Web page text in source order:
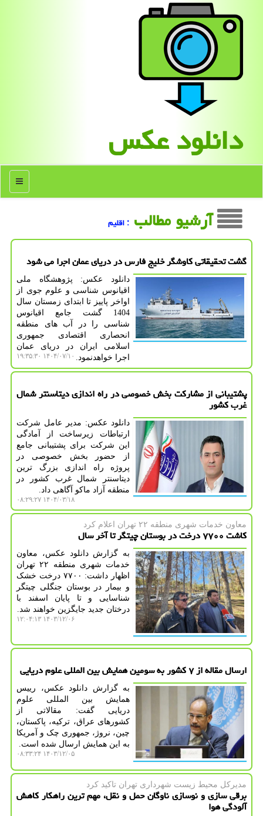
دانلود عكس
منو
آرشیو مطالب : اقلیم
گشت تحقیقاتی کاوشگر خلیج فارس در دریای عمان اجرا می شود
دانلود عکس: پژوهشگاه ملی
اقیانوس شناسی و علوم جوی از
اواخر پاییز تا ابتدای زمستان سال
1404 گشت جامع اقیانوس
شناسی را در آب های منطقه
انحصاری اقتصادی جمهوری
اسلامی ایران در دریای عمان
اجرا خواهدنمود. ۱۴۰۴/۰۷/۱۰ ۱۹:۳۵:۳۰
پشتیبانی از مشارکت بخش خصوصی در راه اندازی دیتاسنتر شمال
غرب کشور
دانلود عکس: مدیر عامل شرکت
ارتباطات زیرساخت از آمادگی
این شرکت برای پشتیبانی جامع
از حضور بخش خصوصی در
پروژه راه اندازی بزرگ ترین
دیتاسنتر شمال غرب کشور در
منطقه آزاد ماکو آگاهی داد.
۱۴۰۴/۰۳/۱۸ ۰۸:۲۹:۲۷
معاون خدمات شهری منطقه ۲۲ تهران اعلام كرد
کاشت ۷۷۰۰ درخت در بوستان چیتگر تا آخر سال
به گزارش دانلود عکس، معاون
خدمات شهری منطقه ۲۲ تهران
اظهار داشت: ۷۷۰۰ درخت خشک
و بیمار در بوستان جنگلی چیتگر
شناسایی و تا پایان اسفند با
درختان جدید جایگزین خواهند شد.
۱۴۰۳/۱۲/۰۶ ۱۲:۰۴:۱۳
ارسال مقاله از ۷ کشور به سومین همایش بین المللی علوم دریایی
به گزارش دانلود عکس، رییس
همایش بین المللی علوم
دریایی گفت: مقالاتی از
کشورهای عراق، ترکیه، پاکستان،
چین، نروژ، جمهوری چک و آمریکا
به این همایش ارسال شده است.
۱۴۰۳/۱۲/۰۵ ۰۸:۳۳:۲۴
مدیركل محیط زیست شهرداری تهران تاكید كرد
برقی سازی و نوسازی ناوگان حمل و نقل، مهم ترین راهکار کاهش
آلودگی هوا